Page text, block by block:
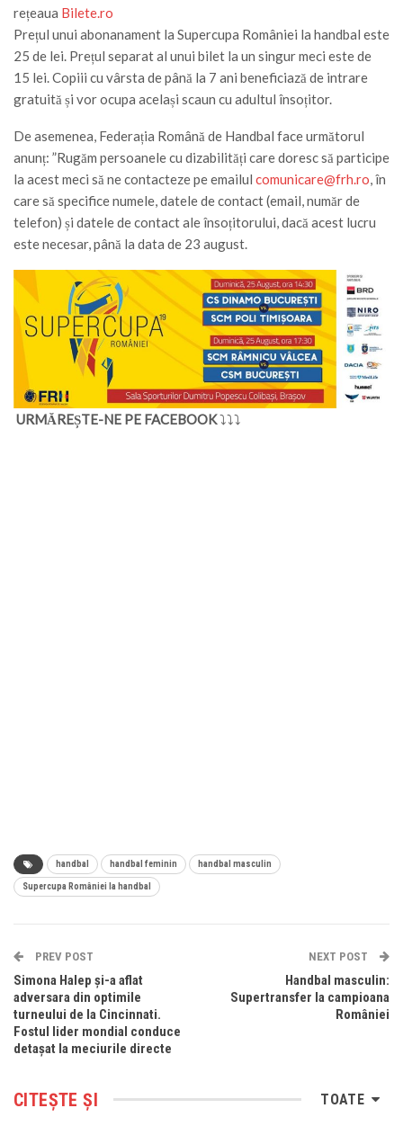
rețeaua Bilete.ro
Prețul unui abonanament la Supercupa României la handbal este
25 de lei. Prețul separat al unui bilet la un singur meci este de
15 lei. Copiii cu vârsta de până la 7 ani beneficiază de intrare
gratuită și vor ocupa același scaun cu adultul însoțitor.
De asemenea, Federația Română de Handbal face următorul
anunț: ”Rugăm persoanele cu dizabilități care doresc să participe
la acest meci să ne contacteze pe emailul comunicare@frh.ro, în
care să specifice numele, datele de contact (email, număr de
telefon) și datele de contact ale însoțitorului, dacă acest lucru
este necesar, până la data de 23 august.
URMĂREȘTE-NE PE FACEBOOK⤵⤵⤵
handbal handbal feminin handbal masculin
Supercupa României la handbal
PREV POST
Simona Halep și-a aflat
adversara din optimile
turneului de la Cincinnati.
Fostul lider mondial conduce
detașat la meciurile directe
NEXT POST
Handbal masculin:
Supertransfer la campioana
României
TOATE
CITEȘTE ȘI